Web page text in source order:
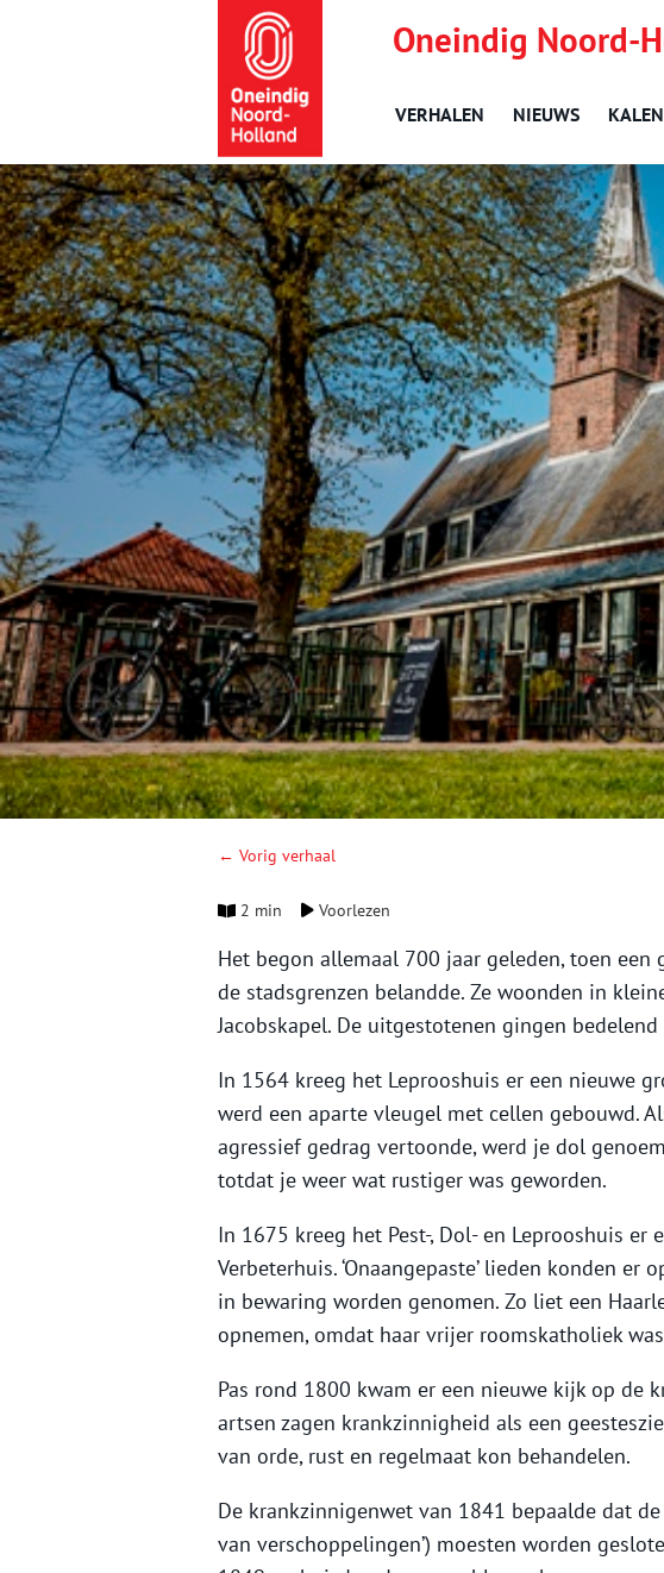
Oneindig Noord-
VERHALEN NIEUWS
← Vorig verhaal
2 min Voorlezen
Het begon allemaal 700 jaar geleden, toen een
de stadsgrenzen belandde. Ze woonden in
Jacobskapel. De uitgestotenen gingen
In 1564 kreeg het Leprooshuis er een nieuwe
werd een aparte vleugel met cellen gebouwd.
agressief gedrag vertoonde, werd je dol
totdat je weer wat rustiger was geworden.
In 1675 kreeg het Pest-, Dol- en Leprooshuis er
Verbeterhuis. ‘Onaangepaste’ lieden konden
in bewaring worden genomen. Zo liet een
opnemen, omdat haar vrijer roomskatholiek
Pas rond 1800 kwam er een nieuwe kijk op de
artsen zagen krankzinnigheid als een
van orde, rust en regelmaat kon behandelen.
De krankzinnigenwet van 1841 bepaalde dat
van verschoppelingen’) moesten worden